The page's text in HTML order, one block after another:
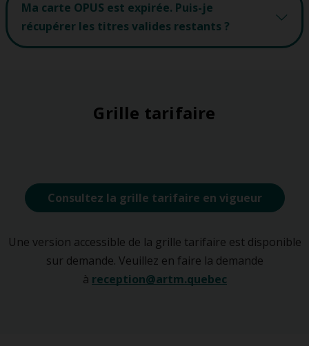
Ma carte OPUS est expirée. Puis-je
récupérer les titres valides restants ?
Grille tarifaire
Consultez la grille tarifaire en vigueur
Une version accessible de la grille tarifaire est disponible
sur demande. Veuillez en faire la demande
à reception@artm.quebec